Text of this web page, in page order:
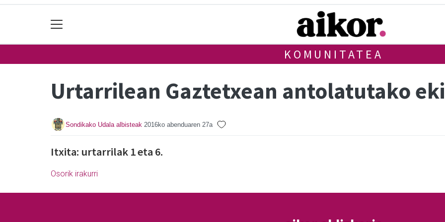
KOMUNITATEA
Urtarrilean Gaztetxean antolatutako
Sondikako Udala albisteak 2016ko abenduaren 27a
Itxita: urtarrilak 1 eta 6.
Osorik irakurri